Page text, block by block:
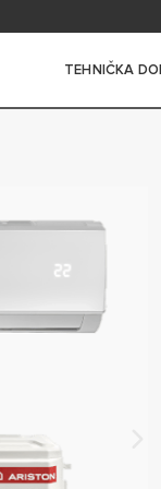
TEHNIČKA